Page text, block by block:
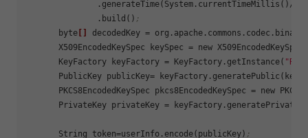
.generateTime(System.currentTimeMillis()/
               .build()
;
       byte
decodedKey =
       X509EncodedKeySpec
keySpec = new
       KeyFactory
keyFactory = KeyFactory.getInstance( "RSA"
       PublicKey
publicKey=
       PKCS8EncodedKeySpec
pkcs8EncodedKeySpec = new
       PrivateKey
privateKey =
       String
token=userInfo.encode(publicKey) ;